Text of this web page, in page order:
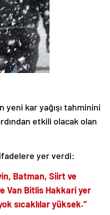
yeni kar yağışı tahminini
etkili olacak olan
ifadelere yer verdi:
Batman, Siirt ve
Van Bitlis Hakkari yer
sıcaklılar yüksek.”